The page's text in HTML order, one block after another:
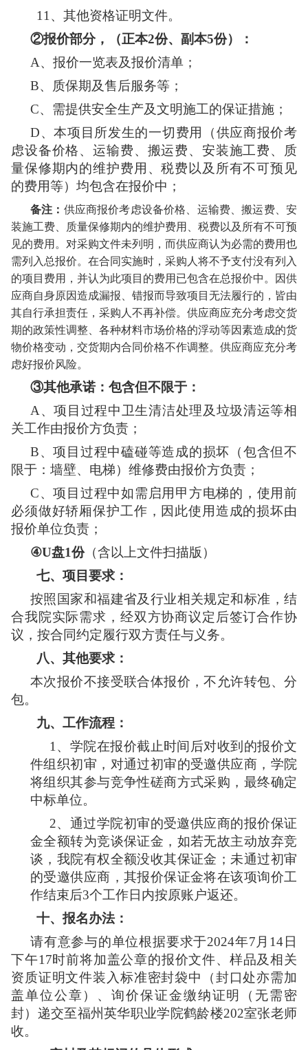
11、 其他资格证明文件。
②报价部分，（正本2份、副本5份）：
A、 报价一览表及报价清单 ；
B、 质保期及售后服务等；
C、 需提供安全生产及文明施工的保证措施；
D、本项目所发生的一切费用（供应商报价考
虑设备价格、运输费、搬运费、 安装施工费、质
量保修期内的维护费用、税费以及所有不可预见
的费用等）均包含在报价中；
备注： 供应商报价考虑设备价格、运输费、搬运费、安
装施工费、质量保修期内的维护费用、税费以及所有不可预
见的费用。对采购文件未列明，而供应商认为必需的费用也
需列入总报价。在合同实施时，采购人将不予支付没有列入
的项目费用，并认为此项目的费用已包含在总报价中。因供
应商自身原因造成漏报、错报而导致项目无法履行的，皆由
其自行承担责任，采购人不再补偿。供应商应充分考虑交货
期的政策性调整、各种材料市场价格的浮动等因素造成的货
物价格变动，交货期内合同价格不作调整。供应商应充分考
虑好报价风险。
③其他承诺： 包含但不限于：
A、项目过程中卫生清洁处理及垃圾清运等相
关工作由报价方负责；
B、项目过程中磕碰等造成的损坏（包含但不
限于：墙壁、电梯）维修费由报价方负责；
C、项目过程中如需启用甲方电梯的，使用前
必须做好轿厢保护工作，因此使用造成的损坏由
报价单位负责；
④U盘1份（含以上文件扫描版）
七、 项目要求：
按照国家和福建省及行业相关规定和标准，结
合我院实际需求，经双方协商议定后签订合作协
议，按合同约定履行双方责任与义务。
八、 其他要求：
本次报价不接受联合体报价，不允许转包、分
包。
九、 工作流程：
1、学院在报价截止时间后对收到的报价文
件组织初审，对通过初审的受邀供应商，学院
将组织其参与竞争性磋商方式采购，最终确定
中标单位。
2、通过学院初审的受邀供应商的报价保证
金全额转为竞谈保证金，如若无故主动放弃竞
谈，我院有权全额没收其保证金；未通过初审
的受邀供应商，其报价保证金将在该项询价工
作结束后3个工作日内按原账户返还。
十、报名办法：
请有意参与的单位根据要求于2024年7 月 14 日
下午17时前将加盖公章的报价文件、 样品及相关
资质证明文件装入标准密封袋中（封口处亦需加
盖单位公章）、询价保证金缴纳证明（无需密
封）递交至福州英华职业学院鹤龄楼202室张老师
收。